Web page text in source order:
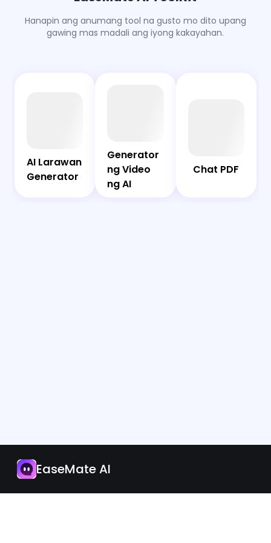
App
I-upgrade Ngayon
Hanapin ang anumang tool na gusto mo dito upang
gawing mas madali ang iyong kakayahan.
AI Larawan
Generator
Generator
ng Video
ng AI
Chat PDF
Larawan
Generator
Generator
ng Video
ng AI
EaseMate AI